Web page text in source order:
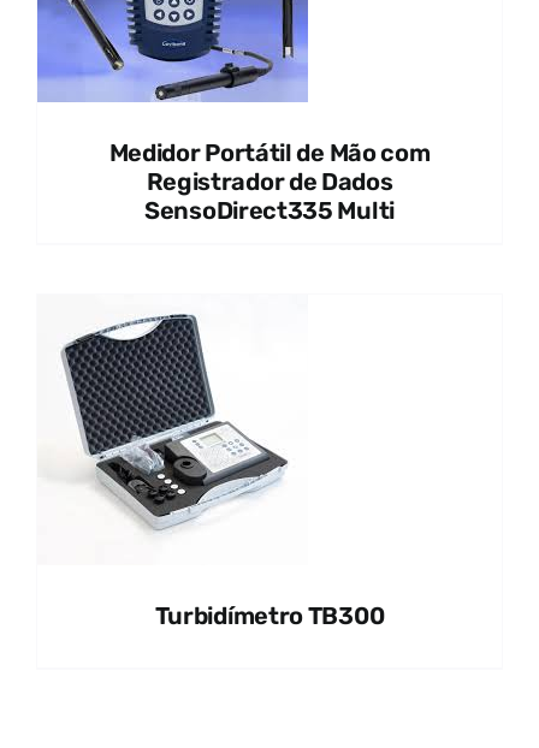
Medidor Portátil de Mão com
Registrador de Dados
SensoDirect335 Multi
Turbidímetro TB300